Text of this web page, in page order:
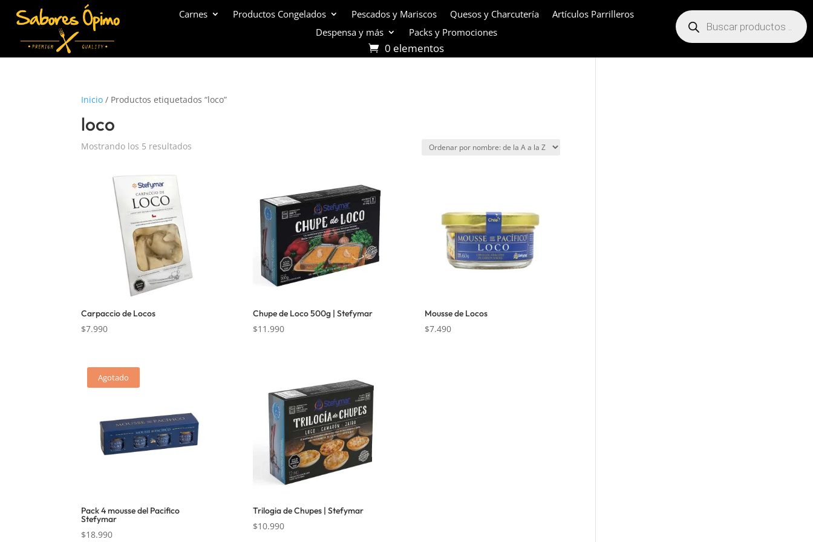
Carnes Productos Congelados Pescados y Mariscos Quesos y Charcutería
Artículos Parrilleros
Despensa y más
Packs y Promociones
0 elementos
Búsqueda
de
productos
Inicio / Productos etiquetados “loco”
loco
Mostrando los 5 resultados
Carpaccio de Locos
$7.990
Chupe de Loco 500g | Stefymar
$11.990
Mousse de Locos
$7.490
Agotado
Pack 4 mousse del Pacifico
Stefymar
$18.990
Trilogia de Chupes | Stefymar
$10.990